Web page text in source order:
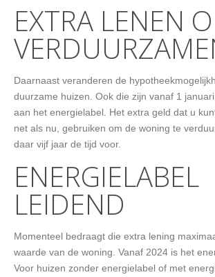
EXTRA LENEN
Daarnaast veranderen de
duurzame huizen. Ook die zijn vanaf 1
aan het energielabel. Het extra geld dat u
net als nu, gebruiken om de woning te
daar vijf jaar de tijd voor.
ENERGIELABEL
LEIDEND
Momenteel bedraagt die extra lening
waarde van de woning. Vanaf 2024 is het
Voor huizen zonder energielabel of met